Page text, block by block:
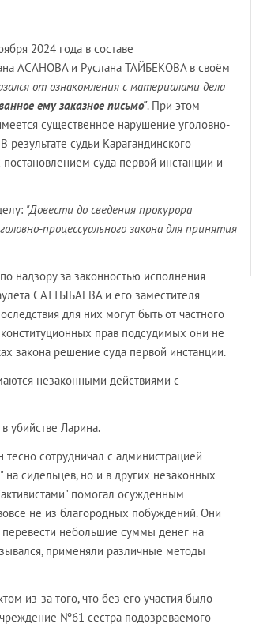
2024 года в составе
АСАНОВА и Руслана ТАЙБЕКОВА в своём
от ознакомления с материалами дела
ему заказное письмо". При этом
существенное нарушение уголовно-
результате судьи Карагандинского
суда первой инстанции и
"Довести до сведения прокурора
процессуального закона для принятия
надзору за законностью исполнения
САТТЫБАЕВА и его заместителя
для них могут быть от частного
прав подсудимых они не
закона решение суда первой инстанции.
незаконными действиями с
убийстве Ларина.
сотрудничал с администрацией
сидельцев, но и в других незаконных
помогал осужденным
не из благородных побуждений. Они
перевести небольшие суммы денег на
применяли различные методы
из-за того, что без его участия было
№61 сестра подозреваемого